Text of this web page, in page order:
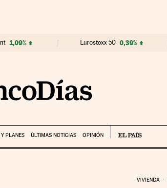
1,09% Eurostoxx 50 0,39%
PLANES ÚLTIMAS NOTICIAS OPINIÓN
VIVIENDA